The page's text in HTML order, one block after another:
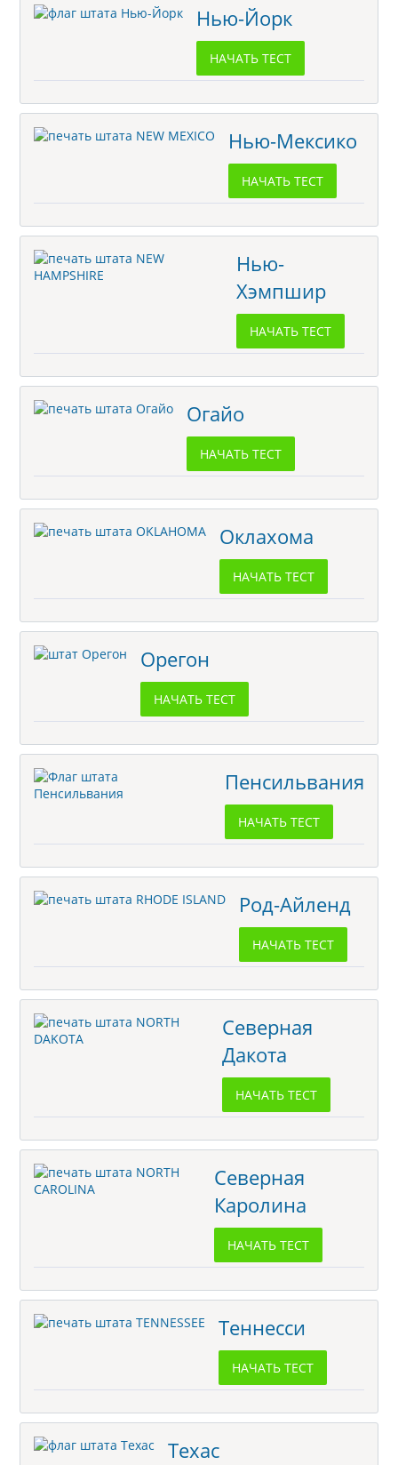
Нью-Йорк
НАЧАТЬ ТЕСТ
Нью-Мексико
НАЧАТЬ ТЕСТ
Нью-
Хэмпшир
НАЧАТЬ ТЕСТ
Огайо
НАЧАТЬ ТЕСТ
Оклахома
НАЧАТЬ ТЕСТ
Орегон
НАЧАТЬ ТЕСТ
Пенсильвания
НАЧАТЬ ТЕСТ
Род-Айленд
НАЧАТЬ ТЕСТ
Северная
Дакота
НАЧАТЬ ТЕСТ
Северная
Каролина
НАЧАТЬ ТЕСТ
Теннесси
НАЧАТЬ ТЕСТ
Техас